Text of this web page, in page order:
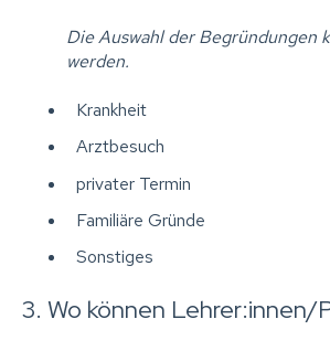
Die Auswahl der
werden.
Krankheit
Arztbesuch
privater Termin
Familiäre Gründe
Sonstiges
3. Wo können